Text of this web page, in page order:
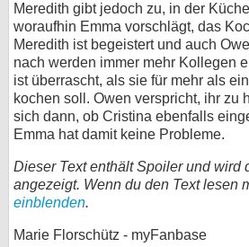
Meredith gibt jedoch zu, in der
woraufhin Emma vorschlägt, das
Meredith ist begeistert und auch
nach werden immer mehr Kollegen
ist überrascht, als sie für mehr als
kochen soll. Owen verspricht, ihr zu
sich dann, ob Cristina ebenfalls
Emma hat damit keine Probleme.
Dieser Text enthält Spoiler und wird
angezeigt. Wenn du den Text lesen
einblenden.
Marie Florschütz - myFanbase